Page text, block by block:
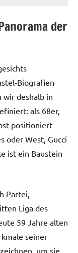
der
Biografien
deshalb in
als 68er,
positioniert
oder West, Gucci
ist ein Baustein
Partei,
Liga des
59 Jahre alten
seiner
um sie